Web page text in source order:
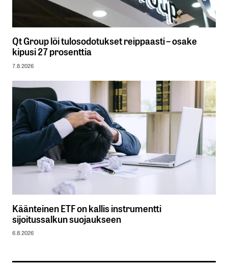
Qt Group löi tulosodotukset reippaasti – osake
kipusi 27 prosenttia
7.8.2026
Käänteinen ETF on kallis instrumentti
sijoitussalkun suojaukseen
6.8.2026